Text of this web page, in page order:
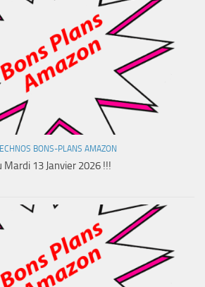
BONS-PLANS AMAZON
13 Janvier 2026 !!!